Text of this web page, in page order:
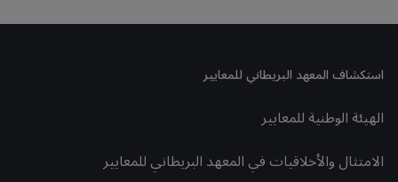
استكشاف المعهد البريطاني للمعايير
الهيئة الوطنية للمعايير
الامتثال والأخلاقيات في المعهد البريطاني للمعايير